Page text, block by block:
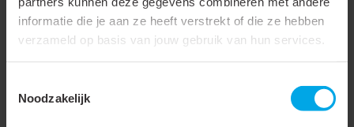
informatie die je aan ze heeft verstrekt of die ze hebben
verzameld op basis van jouw gebruik van hun services.
Noodzakelijk
4,9 – 10,15W
7 – 15V
Aansluitbox met trekontlasting
Ø41mm gatmaat